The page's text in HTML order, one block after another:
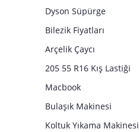
Dyson Süpürge
Bilezik Fiyatları
Arçelik Çaycı
205 55 R16 Kış Lastiği
Macbook
Bulaşık Makinesi
Koltuk Yıkama Makinesi